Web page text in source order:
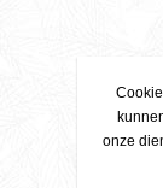
onze